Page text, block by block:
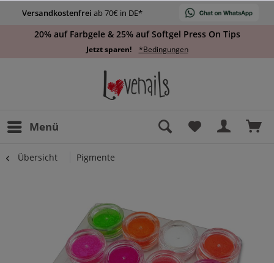
Versandkostenfrei ab 70€ in DE*
20% auf Farbgele & 25% auf Softgel Press On Tips
Jetzt sparen! *Bedingungen
Menü
Übersicht Pigmente